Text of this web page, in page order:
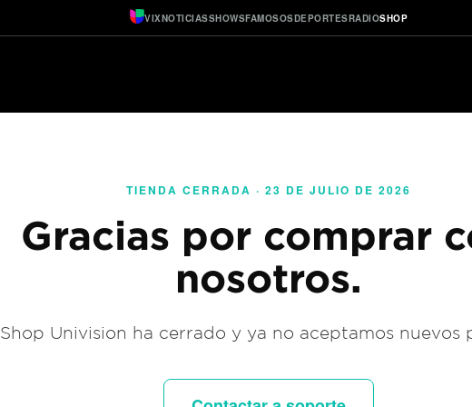
VIXNOTICIASSHOWSFAMOSOSDEPORTESRADIOSHOP
TIENDA CERRADA · 23 DE JULIO DE 2026
Gracias por comprar
nosotros.
Shop Univision ha cerrado y ya no aceptamos nuevos